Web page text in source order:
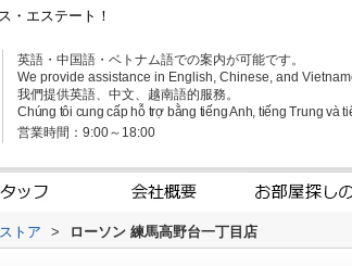
・エステート！
英語・中国語・ベトナム語での案内が可能です。
We provide assistance in English, Chinese, and
我們提供英語、中文、越南語的服務。
Chúng tôi cung cấp hỗ trợ bằng tiếng Anh, tiếng Trung và
営業時間：9:00～18:00
トア > ローソン 練馬高野台一丁目店